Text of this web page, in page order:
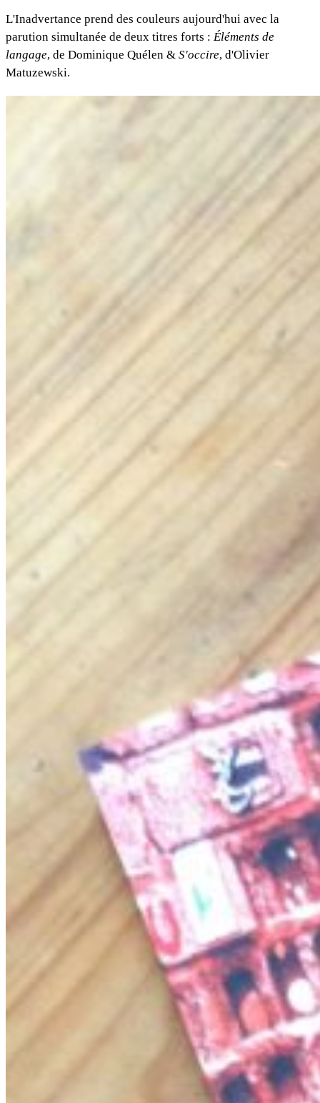
L'Inadvertance prend des couleurs aujourd'hui avec la
parution simultanée de deux titres forts : Éléments de
langage, de Dominique Quélen & S'occire, d'Olivier
Matuzewski.